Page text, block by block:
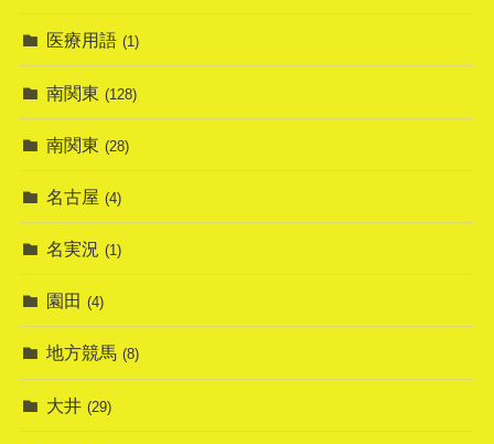
医療用語 (1)
南関東 (128)
南関東 (28)
名古屋 (4)
名実況 (1)
園田 (4)
地方競馬 (8)
大井 (29)